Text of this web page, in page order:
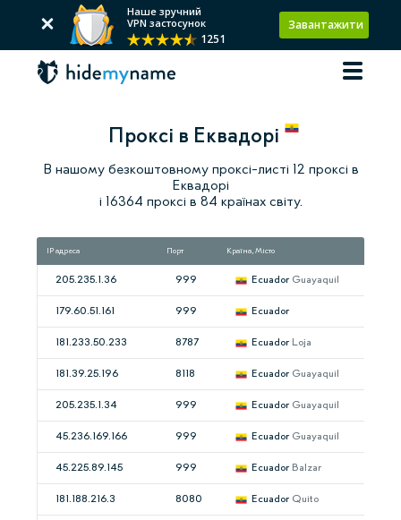
Наше зручний
VPN застосунок
1251
Завантажити
Проксі в Еквадорі
В нашому безкоштовному проксі-листі 12 проксі в
Еквадорі
і 16364 проксі в 84 країнах світу.
IP адреса Порт Країна, Місто
205.235.1.36 999 Ecuador Guayaquil
179.60.51.161 999 Ecuador
181.233.50.233 8787 Ecuador Loja
181.39.25.196 8118 Ecuador Guayaquil
205.235.1.34 999 Ecuador Guayaquil
45.236.169.166 999 Ecuador Guayaquil
45.225.89.145 999 Ecuador Balzar
181.188.216.3 8080 Ecuador Quito